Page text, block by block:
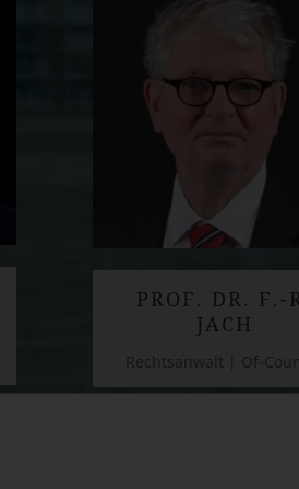
PROF. DR. F.-
JACH
Rechtsanwalt | Of-